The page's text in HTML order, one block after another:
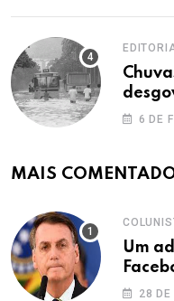
6 DE
MAIS
Um
28 DE